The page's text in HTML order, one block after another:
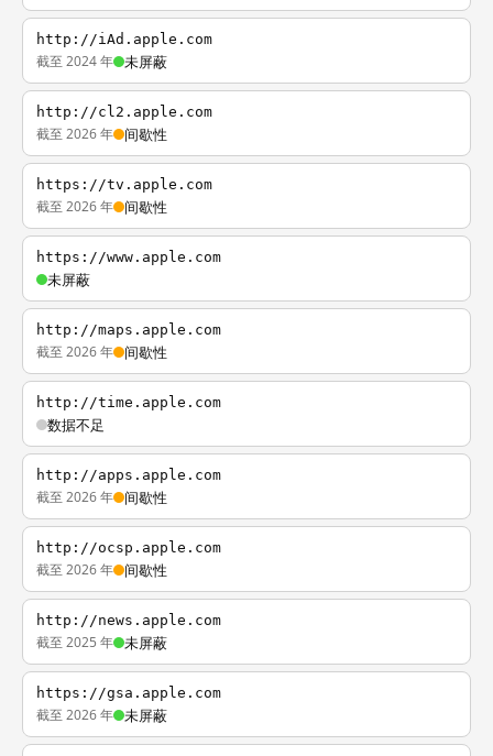
http://iAd.apple.com
截至 2024 年 未屏蔽
http://cl2.apple.com
截至 2026 年 间歇性
https://tv.apple.com
截至 2026 年 间歇性
https://www.apple.com
未屏蔽
http://maps.apple.com
截至 2026 年 间歇性
http://time.apple.com
数据不足
http://apps.apple.com
截至 2026 年 间歇性
http://ocsp.apple.com
截至 2026 年 间歇性
http://news.apple.com
截至 2025 年 未屏蔽
https://gsa.apple.com
截至 2026 年 未屏蔽